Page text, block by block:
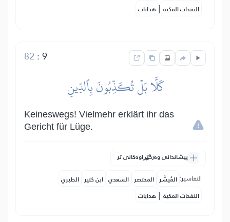
النفحات المكية | هدايات
9
:
82
كَلَّا بَلۡ تُكَذِّبُونَ بِٱلدِّينِ
Keineswegs! Vielmehr erklärt ihr das
Gericht für Lüge.
پیشاندانی وەرگێڕاوەکانی تر
التفاسير: المُيسَّر المختصر السعدي ابن كثير الطبري
النفحات المكية | هدايات